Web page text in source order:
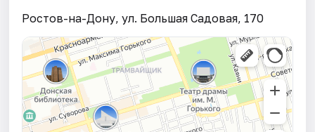
Ростов-на-Дону, ул. Большая Садовая, 170